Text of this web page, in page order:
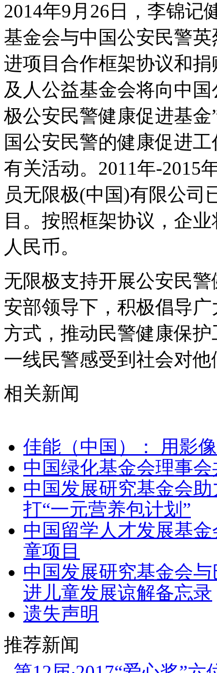
2014年9月26日，李锦记
基金会与中国公安民警
进项目合作框架协议和
及人公益基金会将向中
极公安民警健康促进基
国公安民警的健康促进
有关活动。2011年-2015
员无限极(中国)有限公司
目。按照框架协议，企
人民币。
无限极支持开展公安民
安部领导下，积极倡导
方式，推动民警健康保
一线民警感受到社会对
相关新闻
佳能（中国）： 用影
中国绿化基金会理事
中国发展研究基金会
打“一元营养包计划”
中国留学人才发展基
童项目
中国发展研究基金会
进儿童发展谅解备忘录
遗失声明
推荐新闻